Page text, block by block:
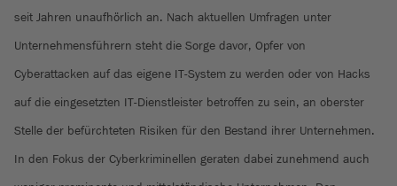
seit Jahren unaufhörlich an. Nach aktuellen Umfragen unter
Unternehmensführern steht die Sorge davor, Opfer von
Cyberattacken auf das eigene IT-System zu werden oder von Hacks
auf die eingesetzten IT-Dienstleister betroffen zu sein, an oberster
Stelle der befürchteten Risiken für den Bestand ihrer Unternehmen.
In den Fokus der Cyberkriminellen geraten dabei zunehmend auch